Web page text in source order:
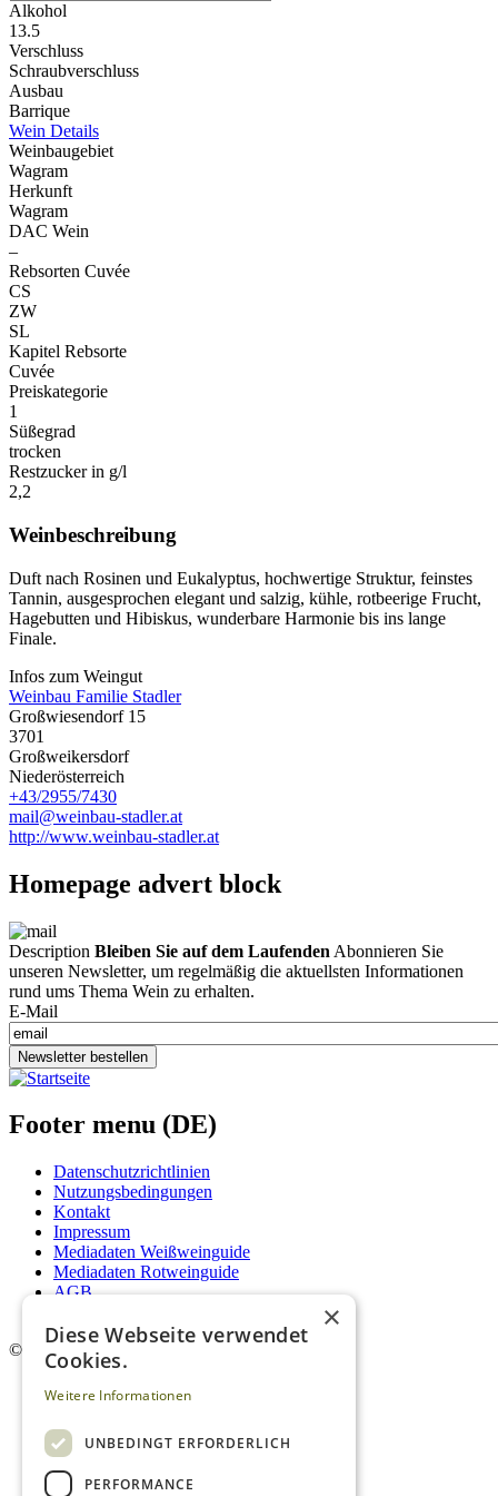
Alkohol
13.5
Verschluss
Schraubverschluss
Ausbau
Barrique
Wein Details
Weinbaugebiet
Wagram
Herkunft
Wagram
DAC Wein
–
Rebsorten Cuvée
CS
ZW
SL
Kapitel Rebsorte
Cuvée
Preiskategorie
1
Süßegrad
trocken
Restzucker in g/l
2,2
Weinbeschreibung
Duft nach Rosinen und Eukalyptus, hochwertige Struktur, feinstes
Tannin, ausgesprochen elegant und salzig, kühle, rotbeerige Frucht,
Hagebutten und Hibiskus, wunderbare Harmonie bis ins lange
Finale.
Infos zum Weingut
Weinbau Familie Stadler
Großwiesendorf 15
3701
Großweikersdorf
Niederösterreich
+43/2955/7430
mail@weinbau-stadler.at
http://www.weinbau-stadler.at
Homepage advert block
Description Bleiben Sie auf dem Laufenden Abonnieren Sie
unseren Newsletter, um regelmäßig die aktuellsten Informationen
rund ums Thema Wein zu erhalten.
E-Mail
Newsletter bestellen
Footer menu (DE)
Datenschutzrichtlinien
Nutzungsbedingungen
Kontakt
Impressum
Mediadaten Weißweinguide
Mediadaten Rotweinguide
AGB
© 2026. Alle Rechte vorbehalten.
×
Diese Webseite verwendet
Cookies.
Weitere Informationen
UNBEDINGT ERFORDERLICH
PERFORMANCE